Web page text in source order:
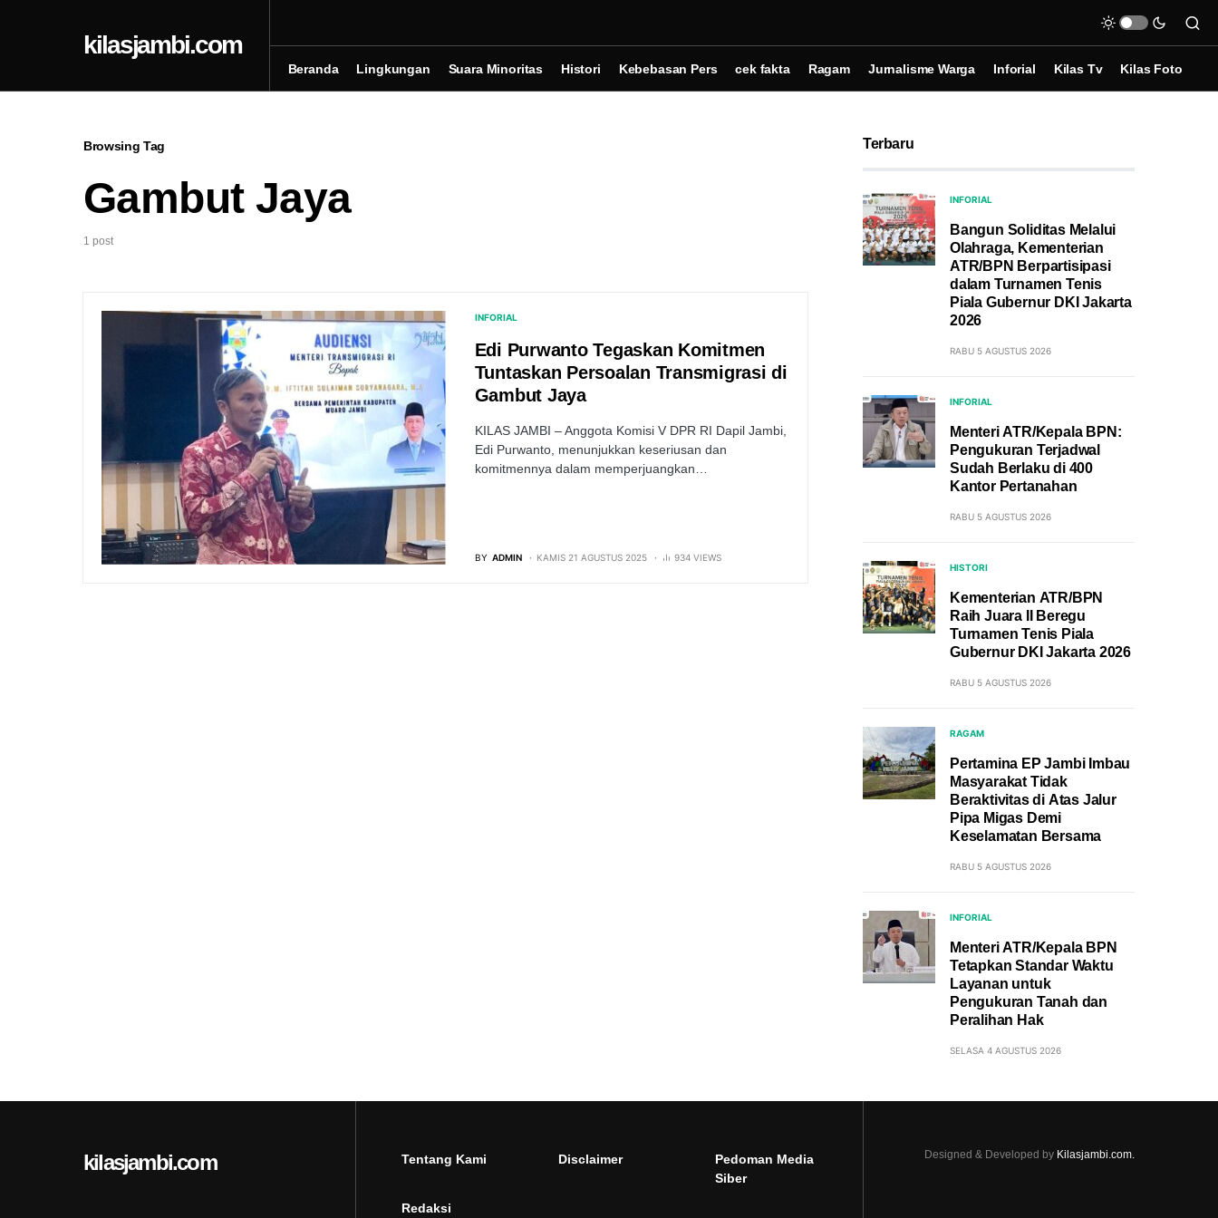
kilasjambi.com
Beranda Lingkungan Suara Minoritas Histori Kebebasan Pers cek fakta Ragam Jurnalisme Warga Inforial Kilas Tv Kilas Foto
Browsing Tag
Gambut Jaya
1 post
INFORIAL
Edi Purwanto Tegaskan Komitmen
Tuntaskan Persoalan Transmigrasi di
Gambut Jaya
KILAS JAMBI – Anggota Komisi V DPR RI Dapil Jambi,
Edi Purwanto, menunjukkan keseriusan dan
komitmennya dalam memperjuangkan…
BY ADMIN KAMIS 21 AGUSTUS 2025 934 VIEWS
Terbaru
INFORIAL
Bangun Soliditas Melalui
Olahraga, Kementerian
ATR/BPN Berpartisipasi
dalam Turnamen Tenis
Piala Gubernur DKI Jakarta
2026
RABU 5 AGUSTUS 2026
INFORIAL
Menteri ATR/Kepala BPN:
Pengukuran Terjadwal
Sudah Berlaku di 400
Kantor Pertanahan
RABU 5 AGUSTUS 2026
HISTORI
Kementerian ATR/BPN
Raih Juara II Beregu
Turnamen Tenis Piala
Gubernur DKI Jakarta 2026
RABU 5 AGUSTUS 2026
RAGAM
Pertamina EP Jambi Imbau
Masyarakat Tidak
Beraktivitas di Atas Jalur
Pipa Migas Demi
Keselamatan Bersama
RABU 5 AGUSTUS 2026
INFORIAL
Menteri ATR/Kepala BPN
Tetapkan Standar Waktu
Layanan untuk
Pengukuran Tanah dan
Peralihan Hak
SELASA 4 AGUSTUS 2026
kilasjambi.com Tentang Kami Disclaimer
Pedoman Media
Siber
Redaksi
Designed & Developed by Kilasjambi.com.